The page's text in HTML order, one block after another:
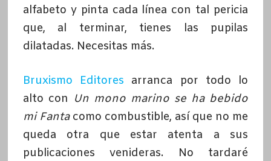
alfabeto y pinta cada línea con tal pericia
que, al terminar, tienes las pupilas
dilatadas. Necesitas más.
Bruxismo Editores arranca por todo lo
alto con Un mono marino se ha bebido
mi Fanta como combustible, así que no me
queda otra que estar atenta a sus
publicaciones venideras. No tardaré